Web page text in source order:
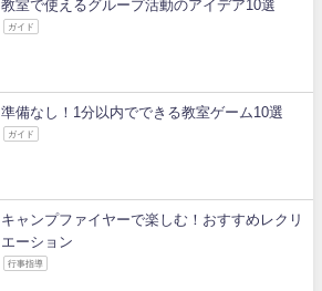
教室で使えるグループ活動のアイデア10選
ガイド
準備なし！1分以内でできる教室ゲーム10選
ガイド
キャンプファイヤーで楽しむ！おすすめレクリ
エーション
行事指導